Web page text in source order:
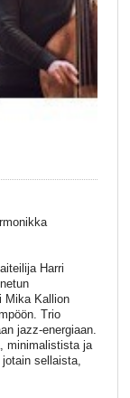
Harri
Mika Kallion
Trio
jazz-energiaan.
minimalistista ja
sellaista,